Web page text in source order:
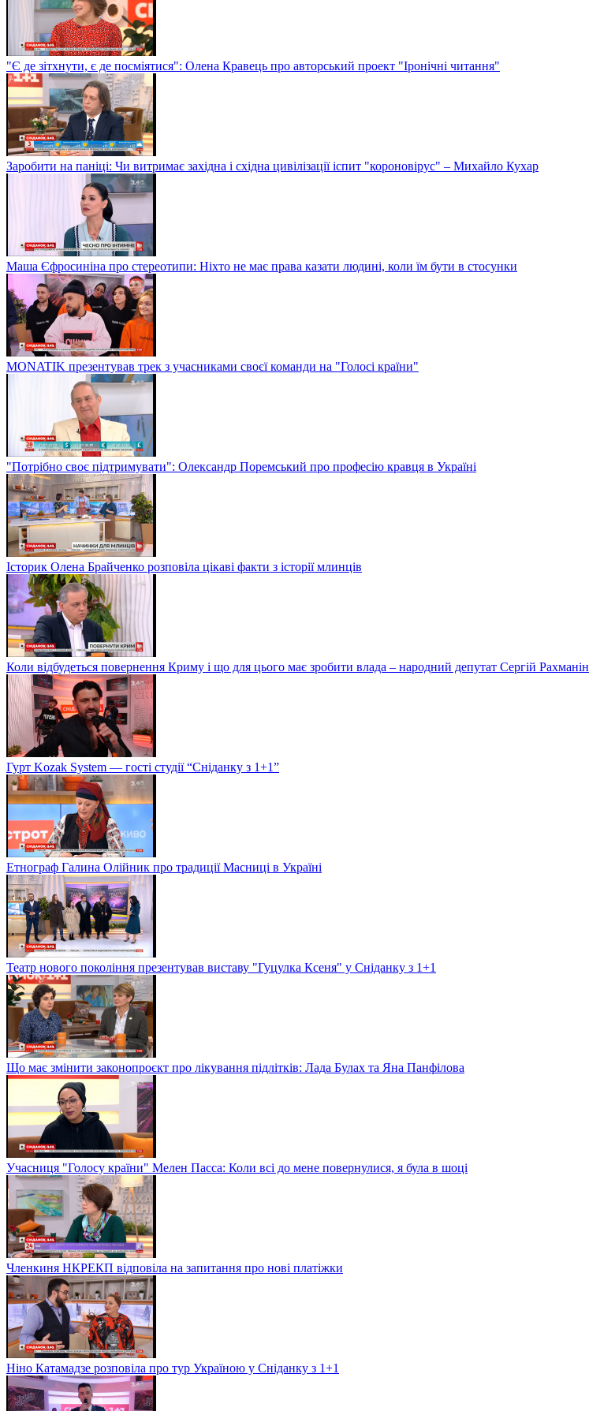
"Є де зітхнути, є де посміятися": Олена Кравець про авторський проект "Іронічні читання"
Заробити на паніці: Чи витримає західна і східна цивілізації іспит "короновірус" – Михайло Кухар
Маша Єфросиніна про стереотипи: Ніхто не має права казати людині, коли їм бути в стосунки
MONATIK презентував трек з учасниками своєї команди на "Голосі країни"
"Потрібно своє підтримувати": Олександр Поремський про професію кравця в Україні
Історик Олена Брайченко розповіла цікаві факти з історії млинців
Коли відбудеться повернення Криму і що для цього має зробити влада – народний депутат Сергій Рахманін
Гурт Kozak System — гості студії “Сніданку з 1+1”
Етнограф Галина Олійник про традиції Масниці в Україні
Театр нового покоління презентував виставу "Гуцулка Ксеня" у Сніданку з 1+1
Що має змінити законопроєкт про лікування підлітків: Лада Булах та Яна Панфілова
Учасниця "Голосу країни" Мелен Пасса: Коли всі до мене повернулися, я була в шоці
Членкиня НКРЕКП відповіла на запитання про нові платіжки
Ніно Катамадзе розповіла про тур Україною у Сніданку з 1+1